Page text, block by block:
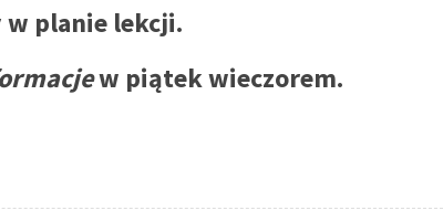
w planie lekcji.
w piątek wieczorem.